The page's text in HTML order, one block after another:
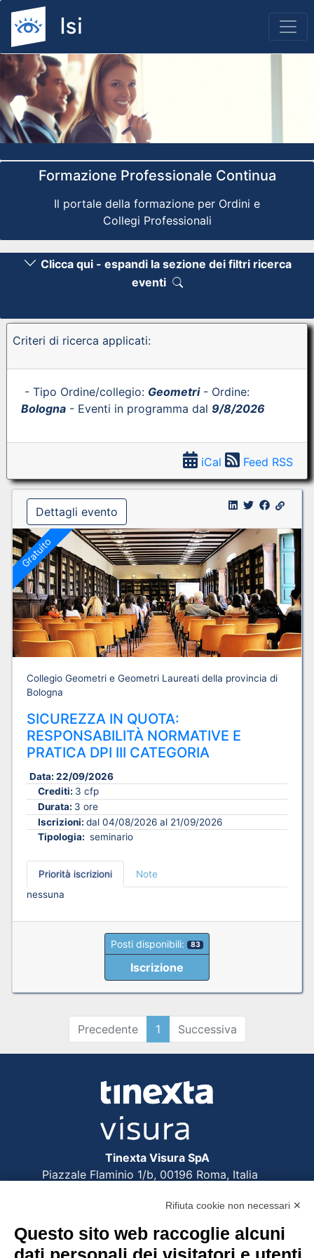
Previous
Formazione Professionale Continua
Il portale della formazione per Ordini e
Collegi Professionali
Clicca qui - espandi la sezione dei filtri ricerca
eventi
Criteri di ricerca applicati:
- Tipo Ordine/collegio: Geometri- Ordine:
Bologna - Eventi in programma dal 9/8/2026
iCal Feed RSS
Dettagli evento
Gratuito
Collegio Geometri e Geometri Laureati della provincia di
Bologna
SICUREZZA IN QUOTA:
RESPONSABILITÀ NORMATIVE E
PRATICA DPI III CATEGORIA
Data: 22/09/2026
Crediti: 3 cfp
Durata: 3 ore
Iscrizioni: dal 04/08/2026 al 21/09/2026
Tipologia: seminario
Priorità iscrizioni
Note
nessuna
Posti disponibili: 83
Iscrizione
Precedente 1 Successiva
Tinexta Visura SpA
Piazzale Flaminio 1/b, 00196 Roma, Italia
Società soggetta alla direzione e coordinamento
di Tinexta SpA
P.IVA 05338771008 REA n. 877679
Rifiuta cookie non necessari ✕
Questo sito web raccoglie alcuni